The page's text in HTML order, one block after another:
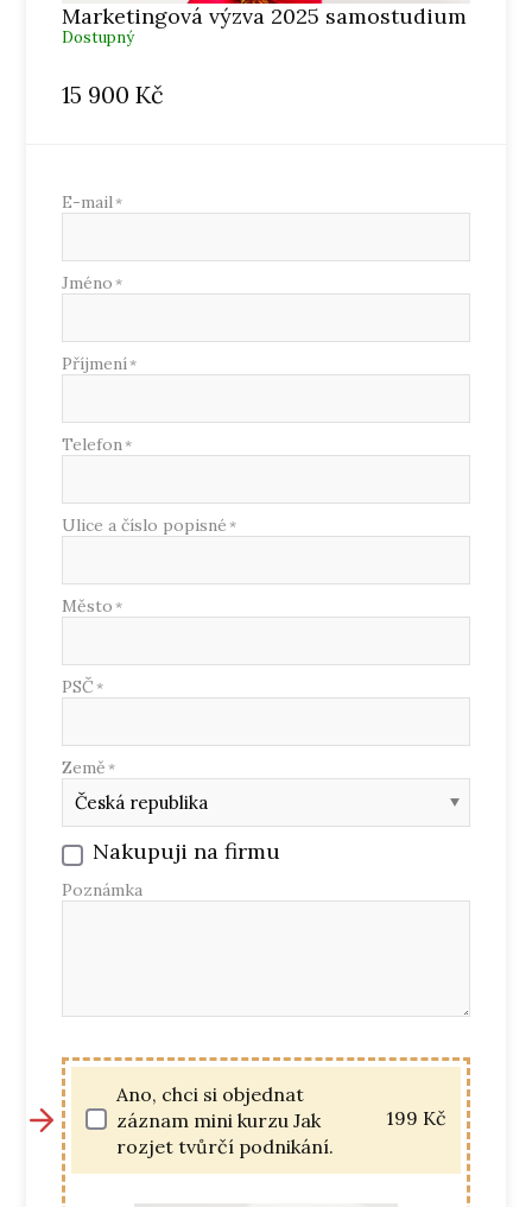
Marketingová výzva 2025 samostudium
Dostupný
15 900 Kč
E-mail*
Jméno *
Příjmení*
Telefon*
Ulice a číslo popisné *
Město *
PSČ *
Země *
Nakupuji na firmu
Poznámka
Ano, chci si objednat
záznam mini kurzu Jak
rozjet tvůrčí podnikání.
199 Kč